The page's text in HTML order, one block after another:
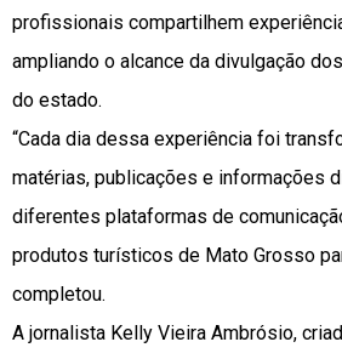
profissionais compartilhem
ampliando o alcance da divulgação
do estado.
“Cada dia dessa experiência foi
matérias, publicações e informações
diferentes plataformas de
produtos turísticos de Mato Grosso
completou.
A jornalista Kelly Vieira Ambrósio,